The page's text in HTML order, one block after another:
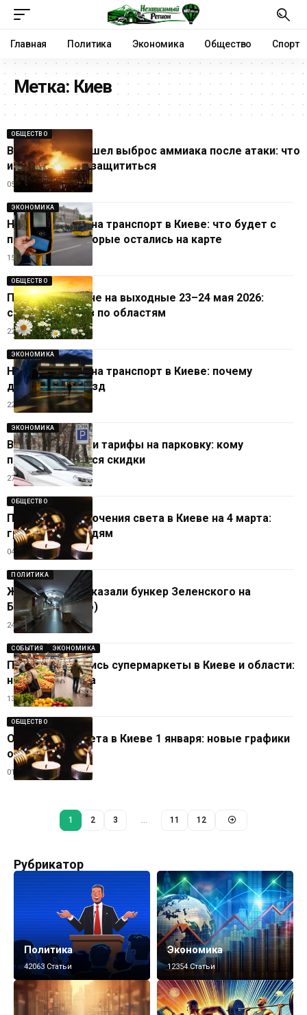
Главная Политика Экономика Общество Спорт
Метка: Киев
ОБЩЕСТВО
В Киеве произошел выброс аммиака после атаки: что
известно и как защититься
05.08.2026
ЭКОНОМИКА
Новые тарифы на транспорт в Киеве: что будет с
поездками, которые остались на карте
15.07.2026
ОБЩЕСТВО
Погода в Украине на выходные 23–24 мая 2026:
свежий прогноз по областям
22.05.2026
ЭКОНОМИКА
Новые тарифы на транспорт в Киеве: почему
дорожает проезд
22.05.2026
ЭКОНОМИКА
В Киеве выросли тарифы на парковку: кому
предоставляются скидки
27.04.2026
ОБЩЕСТВО
Плановые отключения света в Киеве на 4 марта:
график о очередям
04.03.2026
ПОЛИТИКА
Журналисты показали бункер Зеленского на
Банковой (фото)
24.02.2026
СОБЫТИЯ ЭКОНОМИКА
Почему закрылись супермаркеты в Киеве и области:
названа причина
13.01.2026
ОБЩЕСТВО
Отключения света в Киеве 1 января: новые графики
от ДТЭК
01.01.2026
1 2 3 … 11 12
Рубрикатор
Политика
42063 Статьи
Экономика
12354 Статьи